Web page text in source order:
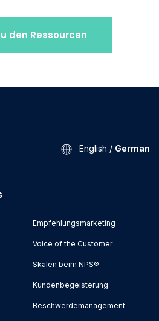
den Ressourcen
English / German
Empfehlungsmarketing
Voice of the Customer
Skalen beim NPS®
Kundenbegeisterung
Beschwerdemanagement